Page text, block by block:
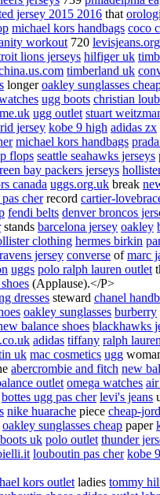
jersey 2015 2016 that
michael kors handbags coco
workout 720 levisjeans.org
lions jerseys hilfiger uk
timberland uk
longeroakley sunglasses
ugg boots christian
ugg outlet stuart
jersey kobe 9 high adidas zx
michael kors handbags
flops seattle seahawks jerseys
bay packers jerseys
canada uggs.org.uk break
cherrecord cartier-
fendi belts denver broncos
stands barcelona jersey oakley
clothing hermes birkin
ravens jersey converse ofmarc
uggs polo ralph lauren outlet
(Applause).</P>
dresses steward chanel
oakley sunglasses burberry
balance shoes blackhawks
adidas tiffany ralph
uk mac cosmetics ugg
abercrombie and fitch new
outlet omega watches
bottes ugg pas cher levi's jeans
nike huarache piece cheap-
oakley sunglasses cheap paper
uk polo outlet thunder
louboutin pas cher kobe 9
kors outlet ladies tommy